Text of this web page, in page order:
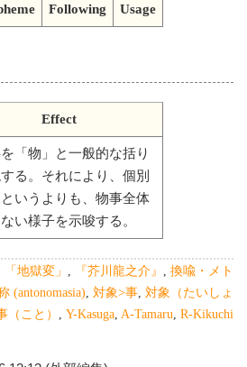
Following Usage
Effect
「物」と一般的な括り
る。それにより、個別
いうよりも、物事全体
い様子を示唆する。
「地獄変」 『芥川龍之介』
換喩・メト
(antonomasia) 対象>事 対象（たいしょ
（こと） Y-Kasuga A-Tamaru R-Kikuchi